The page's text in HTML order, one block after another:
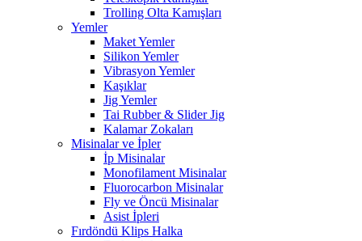
Trolling Olta Kamışları
Yemler
Maket Yemler
Silikon Yemler
Vibrasyon Yemler
Kaşıklar
Jig Yemler
Tai Rubber & Slider Jig
Kalamar Zokaları
Misinalar ve İpler
İp Misinalar
Monofilament Misinalar
Fluorocarbon Misinalar
Fly ve Öncü Misinalar
Asist İpleri
Fırdöndü Klips Halka